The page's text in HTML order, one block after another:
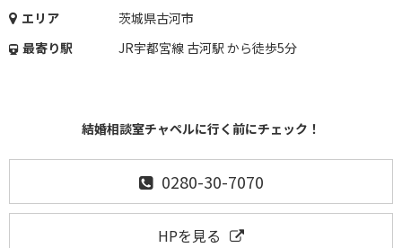
エリア
茨城県古河市
最寄り駅
JR宇都宮線 古河駅 から徒歩5分
結婚相談室チャペルに行く前にチェック！
0280-30-7070
HPを見る